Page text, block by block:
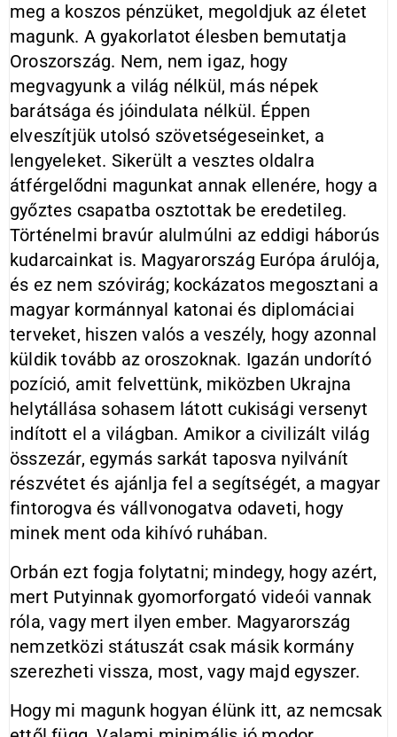
meg a koszos pénzüket, megoldjuk az életet
magunk. A gyakorlatot élesben bemutatja
Oroszország. Nem, nem igaz, hogy
megvagyunk a világ nélkül, más népek
barátsága és jóindulata nélkül. Éppen
elveszítjük utolsó szövetségeseinket, a
lengyeleket. Sikerült a vesztes oldalra
átférgelődni magunkat annak ellenére, hogy a
győztes csapatba osztottak be eredetileg.
Történelmi bravúr alulmúlni az eddigi háborús
kudarcainkat is. Magyarország Európa árulója,
és ez nem szóvirág; kockázatos megosztani a
magyar kormánnyal katonai és diplomáciai
terveket, hiszen valós a veszély, hogy azonnal
küldik tovább az oroszoknak. Igazán undorító
pozíció, amit felvettünk, miközben Ukrajna
helytállása sohasem látott cukisági versenyt
indított el a világban. Amikor a civilizált világ
összezár, egymás sarkát taposva nyilvánít
részvétet és ajánlja fel a segítségét, a magyar
fintorogva és vállvonogatva odaveti, hogy
minek ment oda kihívó ruhában.
Orbán ezt fogja folytatni; mindegy, hogy azért,
mert Putyinnak gyomorforgató videói vannak
róla, vagy mert ilyen ember. Magyarország
nemzetközi státuszát csak másik kormány
szerezheti vissza, most, vagy majd egyszer.
Hogy mi magunk hogyan élünk itt, az nemcsak